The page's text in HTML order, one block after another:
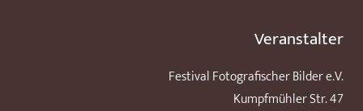
Veranstalter
Festival Fotografischer Bilder e.V.
Kumpfmühler Str. 47